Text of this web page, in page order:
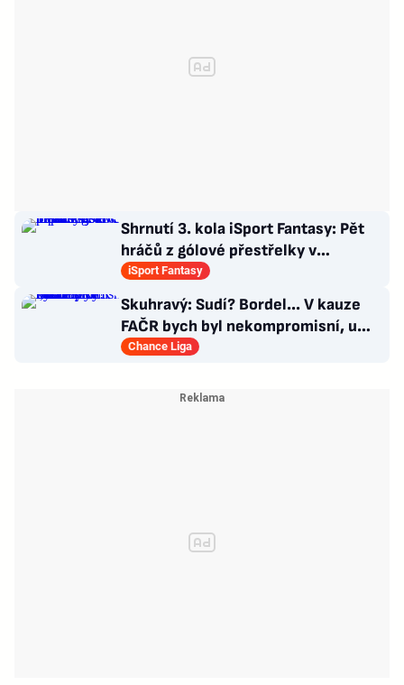
Shrnutí 3. kola iSport Fantasy: Pět
hráčů z gólové přestřelky v
Teplicích v ideální sestavě
iSport Fantasy
Skuhravý: Sudí? Bordel... V kauze
FAČR bych byl nekompromisní, u
Davida Látala taky!
Chance Liga